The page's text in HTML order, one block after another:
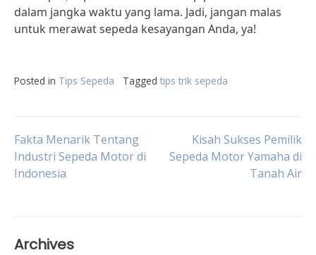
dalam jangka waktu yang lama. Jadi, jangan malas
untuk merawat sepeda kesayangan Anda, ya!
Posted in Tips Sepeda Tagged tips trik sepeda
Post
navigation
Fakta Menarik Tentang
Industri Sepeda Motor di
Indonesia
Kisah Sukses Pemilik
Sepeda Motor Yamaha di
Tanah Air
Archives